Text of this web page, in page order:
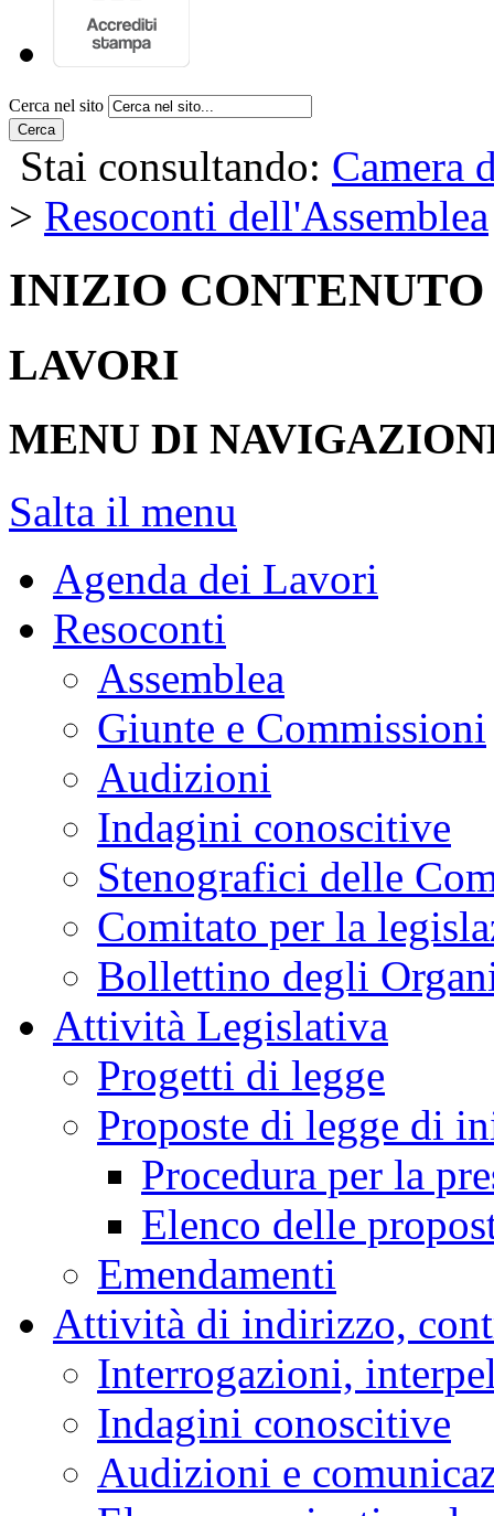
Cerca nel sito
Cerca
Stai consultando: Camera
> Resoconti dell'Assemblea
INIZIO CONTENUTO
LAVORI
MENU DI
Salta il menu
Agenda dei Lavori
Resoconti
Assemblea
Giunte e Commissioni
Audizioni
Indagini conoscitive
Stenografici delle
Comitato per la
Bollettino degli
Attività Legislativa
Progetti di legge
Proposte di legge di
Procedura per la
Elenco delle
Emendamenti
Attività di indirizzo,
Interrogazioni,
Indagini conoscitive
Audizioni e